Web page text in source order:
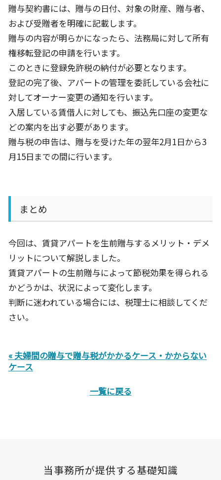
贈与契約書には、贈与の日付、対象の財産、贈与者、
および受贈者を明確に記載します。
贈与の内容が明らかになったら、法務局に対して所有
権移転登記の申請を行います。
このときに登録免許税の納付が必要となります。
登記の完了後、アパートの管理を委託している会社に
対してオーナー変更の通知を行います。
入居している賃借人に対しても、振込先口座の変更な
どの案内を出す必要があります。
贈与税の申告は、贈与を受けた年の翌年2月1日から3
月15日までの間に行います。
まとめ
今回は、賃貸アパートを生前贈与するメリット・デメ
リットについて解説しました。
賃貸アパートの生前贈与によって節税効果を得られる
かどうかは、状況によって変化します。
判断に迷われている場合には、税理士に相談してくだ
さい。
« 夫婦間の贈与で贈与税がかかるケース・かからない
ケース
一覧に戻る
当事務所が提供する基礎知識